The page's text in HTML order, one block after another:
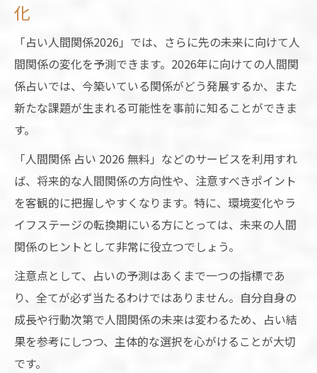
化
「占い人間関係2026」では、さらに先の未来に向けて人
間関係の変化を予測できます。2026年に向けての人間関
係占いでは、今築いている関係がどう発展するか、また
新たな課題が生まれる可能性を事前に知ることができま
す。
「人間関係 占い 2026 無料」などのサービスを利用すれ
ば、将来的な人間関係の方向性や、注意すべきポイント
を客観的に把握しやすくなります。特に、環境変化やラ
イフステージの転換期にいる方にとっては、未来の人間
関係のヒントとして非常に役立つでしょう。
注意点として、占いの予測はあくまで一つの指標であ
り、全てが必ず当たるわけではありません。自分自身の
成長や行動次第で人間関係の未来は変わるため、占い結
果を参考にしつつ、主体的な選択を心がけることが大切
です。